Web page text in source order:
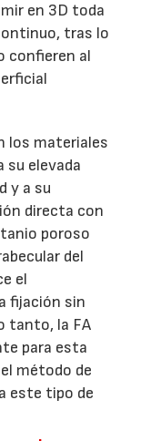
en 3D toda
tras lo
confieren al
los materiales
su elevada
y a su
directa con
poroso
del
el
fijación sin
tanto, la FA
para esta
método de
este tipo de